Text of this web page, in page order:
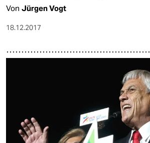
Von Jürgen Vogt
18.12.2017